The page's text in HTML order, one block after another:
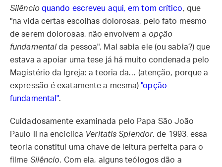
Silêncio quando escreveu aqui, em tom crítico, que
"na vida certas escolhas dolorosas, pelo fato mesmo
de serem dolorosas, não envolvem a opção
fundamentalda pessoa". Mal sabia ele (ou sabia?) que
estava a apoiar uma tese já há muito condenada pelo
Magistério da Igreja: a teoria da… (atenção, porque a
expressão é exatamente a mesma)"opção
fundamental".
Cuidadosamente examinada pelo Papa São João
Paulo II na encíclica Veritatis Splendor, de 1993, essa
teoria constitui uma chave de leitura perfeita para o
filme Silêncio. Com ela, alguns teólogos dão a